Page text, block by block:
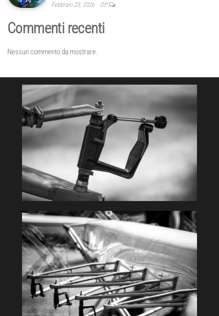
Febbraio 23, 2026 Off
Commenti recenti
Nessun commento da mostrare.